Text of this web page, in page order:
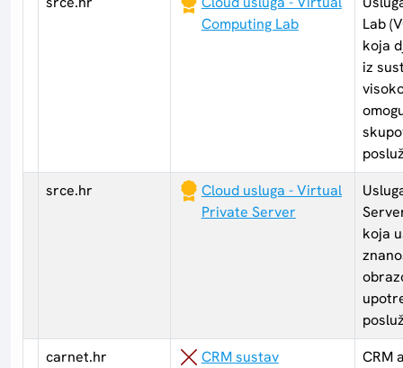
Computing Lab
Lab
koja
iz
srce.hr
Cloud usluga - Virtual
Private Server
koja
carnet.hr
CRM sustav
CRM